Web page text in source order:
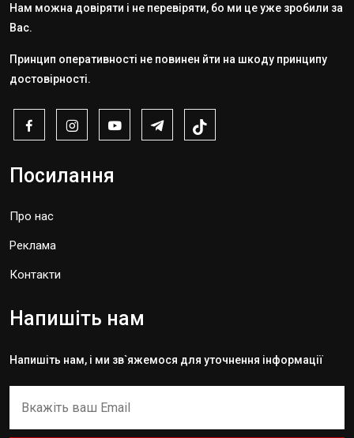
Нам можна довіряти і не перевіряти, бо ми це уже зробили за
Вас.
Принцип оперативності не повинен йти на шкоду принципу
достовірності.
Посилання
Про нас
Реклама
Контакти
Напишіть нам
Напишіть нам, і ми зв`яжемося для уточнення інформації